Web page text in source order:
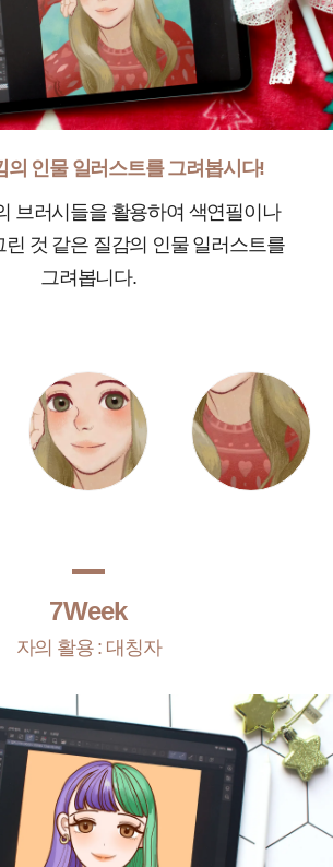
의 인물 일러스트를 그려봅시다!
브러시들을 활용하여 색연필이나
린 것 같은 질감의 인물 일러스트를
그려봅니다.
7Week
자의 활용 : 대칭자